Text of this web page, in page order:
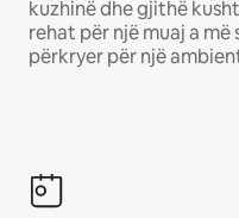
kuzhinë dhe gjithë
rehat për një muaj a
përkryer për një